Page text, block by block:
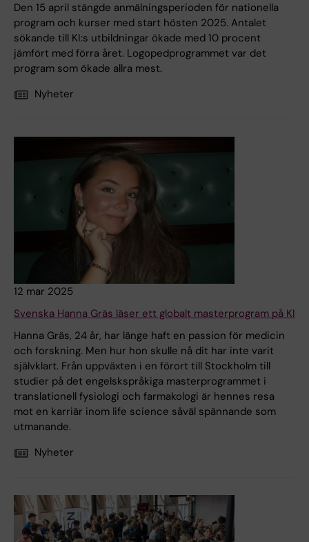
Den 15 april stängde anmälningsperioden för nationella
program och kurser med start hösten 2025. Antalet
sökande till KI:s utbildningar ökade med 10 procent
jämfört med förra året. Logopedprogrammet var det
program som ökade allra mest.
Nyheter
12 mar 2025
Svenska Hanna Gräs läser ett globalt masterprogram på KI
Hanna Gräs, 24 år, har länge haft en passion för medicin
och forskning. Men hur hon skulle nå dit har inte varit
självklart. Från uppväxten i en förort till Stockholm till
studier på det engelskspråkiga masterprogrammet i
translationell fysiologi och farmakologi är hennes resa
mot en karriär inom life science såväl spännande som
utmanande.
Nyheter